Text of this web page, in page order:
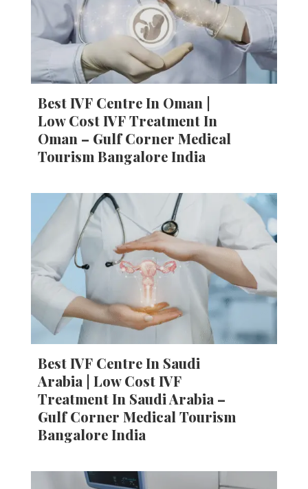
Best IVF Centre In Oman |
Low Cost IVF Treatment In
Oman – Gulf Corner Medical
Tourism Bangalore India
Best IVF Centre In Saudi
Arabia | Low Cost IVF
Treatment In Saudi Arabia –
Gulf Corner Medical Tourism
Bangalore India